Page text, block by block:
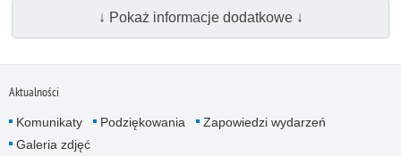
↓ Pokaż informacje dodatkowe ↓
Aktualności
Komunikaty Podziękowania
Zapowiedzi wydarzeń
Galeria zdjęć